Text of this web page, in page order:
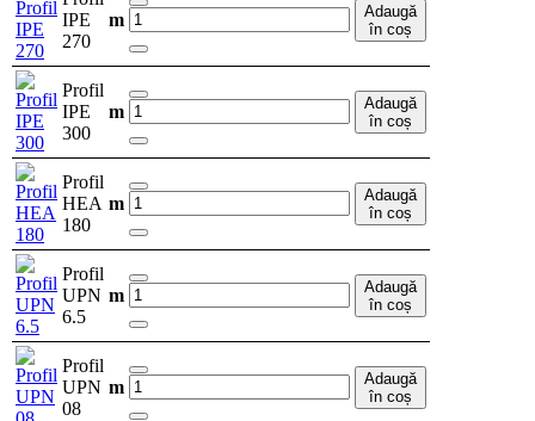
IPE
270
m
Adaugă
în coș
Profil
IPE
300
m
Adaugă
în coș
Profil
HEA
180
m
Adaugă
în coș
Profil
UPN
6.5
m
Adaugă
în coș
Profil
UPN
08
m
Adaugă
în coș